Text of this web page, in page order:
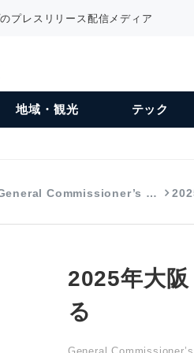
プレスリリース配信メディア
地域・観光 テック
Commissioner’s …
2025年大
る